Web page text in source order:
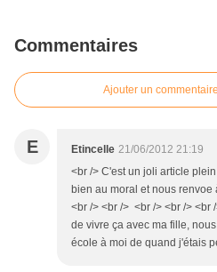
Commentaires
Ajouter un commentaire
E Etincelle 21/06/2012 21:19
<br /> C'est un joli article
bien au moral et nous renvoe
<br /> <br /> <br /> <br /> <br
de vivre ça avec ma fille,
école à moi de quand j'étais